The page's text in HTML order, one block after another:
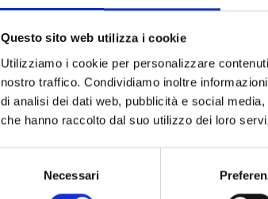
Questo sito web utilizza i cookie
Utilizziamo i cookie per personalizzare
nostro traffico. Condividiamo inoltre
di analisi dei dati web, pubblicità e social
che hanno raccolto dal suo utilizzo dei loro
Necessari